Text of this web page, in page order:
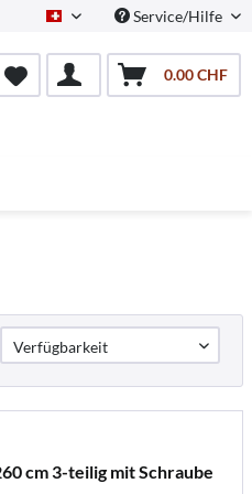
Schweiz/DeutschService/Hilfe
0.00 CHF
cm 3-teilig mit Schraube